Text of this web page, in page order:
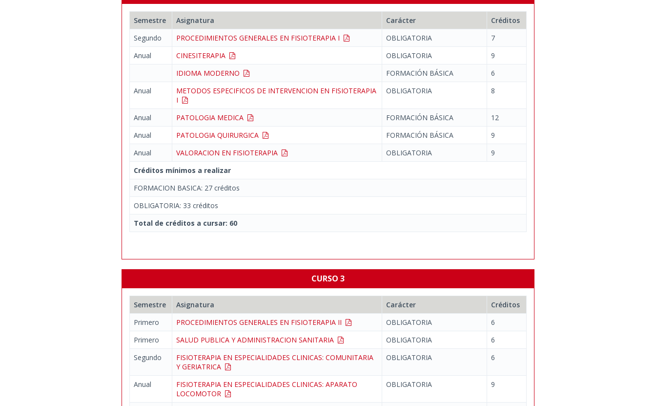
Semestre Asignatura Carácter
Créditos
Segundo
PROCEDIMIENTOS GENERALES EN FISIOTERAPIA I OBLIGATORIA
7
Anual
CINESITERAPIA OBLIGATORIA
9
IDIOMA MODERNO
FORMACIÓN BÁSICA
6
Anual
METODOS ESPECIFICOS DE INTERVENCION EN FISIOTERAPIA
I
OBLIGATORIA 8
Anual PATOLOGIA MEDICA FORMACIÓN BÁSICA
12
Anual
PATOLOGIA QUIRURGICA FORMACIÓN BÁSICA
9
Anual
VALORACION EN FISIOTERAPIA OBLIGATORIA
9
Créditos mínimos a realizar
FORMACION BASICA: 27 créditos
OBLIGATORIA: 33 créditos
Total de créditos a cursar: 60
CURSO 3
Semestre Asignatura Carácter
Créditos
Primero
PROCEDIMIENTOS GENERALES EN FISIOTERAPIA II OBLIGATORIA
6
Primero
SALUD PUBLICA Y ADMINISTRACION SANITARIA OBLIGATORIA
6
Segundo
FISIOTERAPIA EN ESPECIALIDADES CLINICAS: COMUNITARIA
Y GERIATRICA
OBLIGATORIA 6
Anual
FISIOTERAPIA EN ESPECIALIDADES CLINICAS: APARATO
LOCOMOTOR
OBLIGATORIA 9